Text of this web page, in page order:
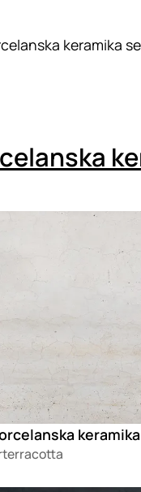
keramika